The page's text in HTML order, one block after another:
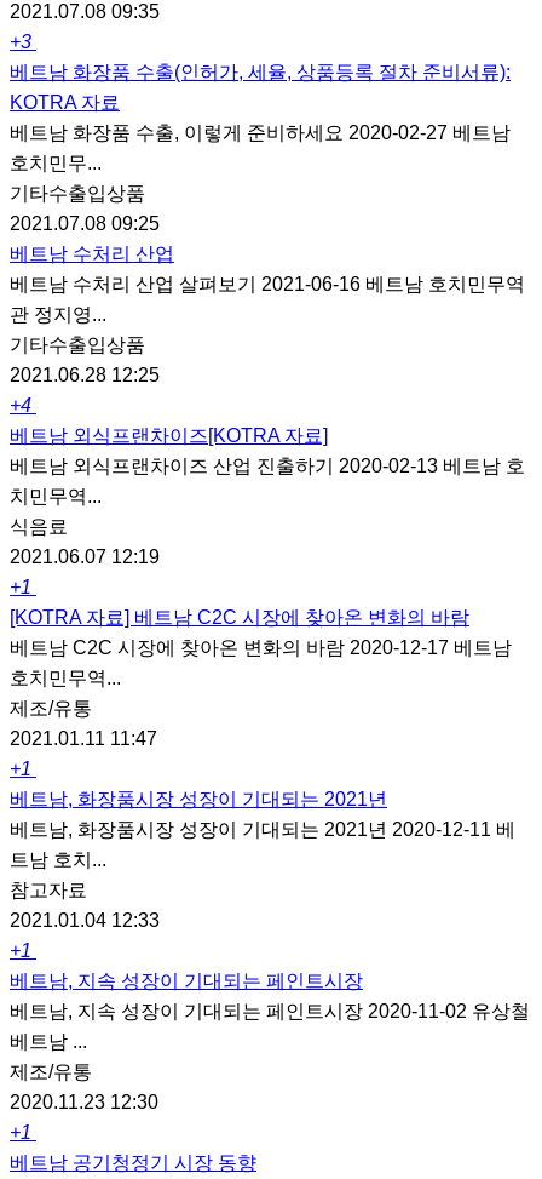
2021.07.08 09:35
+3
베트남 화장품 수출(인허가, 세율, 상품등록 절차 준비서류):
KOTRA 자료
베트남 화장품 수출, 이렇게 준비하세요 2020-02-27 베트남
호치민무...
기타수출입상품
2021.07.08 09:25
베트남 수처리 산업
베트남 수처리 산업 살펴보기 2021-06-16 베트남 호치민무역
관 정지영...
기타수출입상품
2021.06.28 12:25
+4
베트남 외식프랜차이즈[KOTRA 자료]
베트남 외식프랜차이즈 산업 진출하기 2020-02-13 베트남 호
치민무역...
식음료
2021.06.07 12:19
+1
[KOTRA 자료] 베트남 C2C 시장에 찾아온 변화의 바람
베트남 C2C 시장에 찾아온 변화의 바람 2020-12-17 베트남
호치민무역...
제조/유통
2021.01.11 11:47
+1
베트남, 화장품시장 성장이 기대되는 2021년
베트남, 화장품시장 성장이 기대되는 2021년 2020-12-11 베
트남 호치...
참고자료
2021.01.04 12:33
+1
베트남, 지속 성장이 기대되는 페인트시장
베트남, 지속 성장이 기대되는 페인트시장 2020-11-02 유상철
베트남 ...
제조/유통
2020.11.23 12:30
+1
베트남 공기청정기 시장 동향